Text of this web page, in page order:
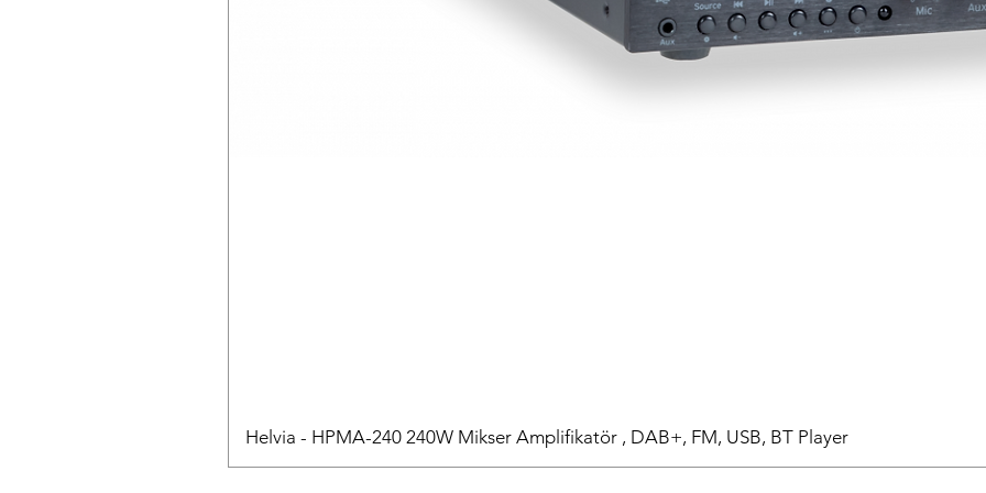
Helvia - HPMA-240 240W Mikser Amplifikatör , DAB+, FM, USB, BT Player